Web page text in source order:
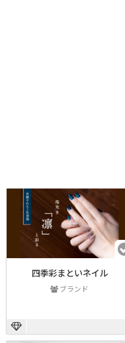
四季彩まといネイル
ブランド